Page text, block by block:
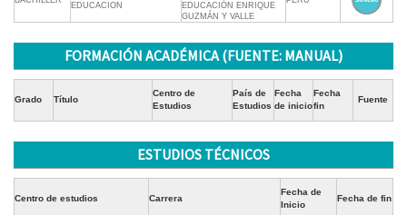
EDUCACION
EDUCACIÓN ENRIQUE
GUZMÁN Y VALLE
FORMACIÓN ACADÉMICA (FUENTE: MANUAL)
Grado Título
Centro de
Estudios
País de
Estudios
Fecha
de inicio
Fecha
fin
Fuente
ESTUDIOS TÉCNICOS
Centro de estudios Carrera
Fecha de
Inicio
Fecha de fin